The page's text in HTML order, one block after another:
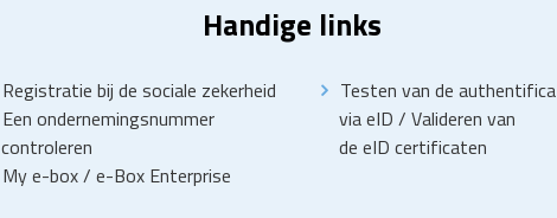
Handige links
Registratie bij de sociale zekerheid
Een ondernemingsnummer
controleren
My e-box/ e-Box Enterprise
Testen van de
via eID / Valideren van
de eID certificaten